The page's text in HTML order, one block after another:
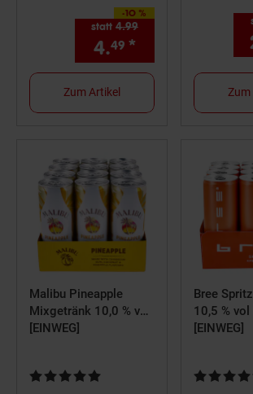
-10 %
Sie Sparen 10 Prozent,
statt 4.99
4.49 * Aktueller
Zum Artikel Zum
Malibu Pineapple
Mixgetränk 10,0 % vol
0,25 Liter, 12er Pack
[EINWEG]
Kundenbewertung: 4,75 von 5 Sternen
Bree
10,5 %
Dose, 12er
[EINWEG]